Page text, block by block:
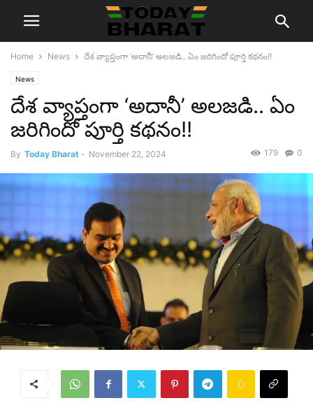
Home News దేశ వ్యాప్తంగా ‘అదానీ’ అలజడి.. ఏం జరిగిందో పూర్తి కథనం!!
News
దేశ వ్యాప్తంగా ‘అదానీ’ అలజడి.. ఏం
జరిగిందో పూర్తి కథనం!!
By Today Bharat - November 22, 2024 0
179